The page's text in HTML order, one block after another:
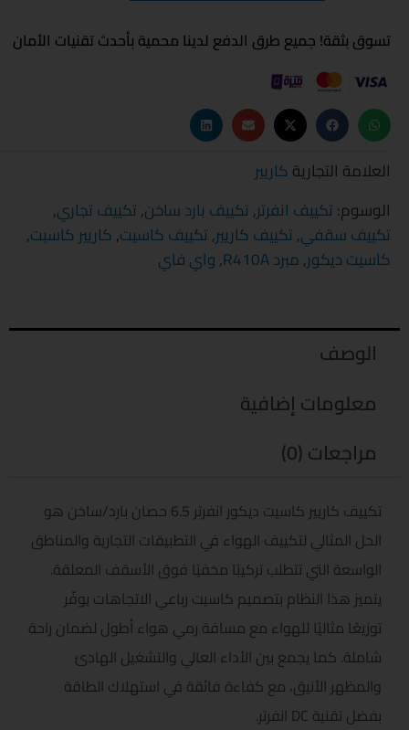
ديكور
انفرتر
حصان
بارد/
ساخن
تسوق بثقة! جميع طرق الدفع لدينا محمية بأحدث تقنيات الأمان
العلامة التجارية كاريير
الوسوم:تكييف انفرتر,تكييف بارد ساخن,تكييف تجاري,
تكييف سقفي,تكييف كاريير,تكييف كاسيت, كاريير كاسيت,
كاسيت ديكور,مبرد R410A ,واي فاي
الوصف
معلومات إضافية
مراجعات (0)
تكييف كاريير كاسيت ديكور انفرتر 6.5 حصان بارد/ساخن هو
الحل المثالي لتكييف الهواء في التطبيقات التجارية والمناطق
الواسعة التي تتطلب تركيبًا مخفيًا فوق الأسقف المعلقة.
يتميز هذا النظام بتصميم كاسيت رباعي الاتجاهات يوفّر
توزيعًا مثاليًا للهواء مع مسافة رمي هواء أطول لضمان راحة
شاملة. كما يجمع بين الأداء العالي والتشغيل الهادئ
والمظهر الأنيق، مع كفاءة فائقة في استهلاك الطاقة
بفضل تقنية DC انفرتر.